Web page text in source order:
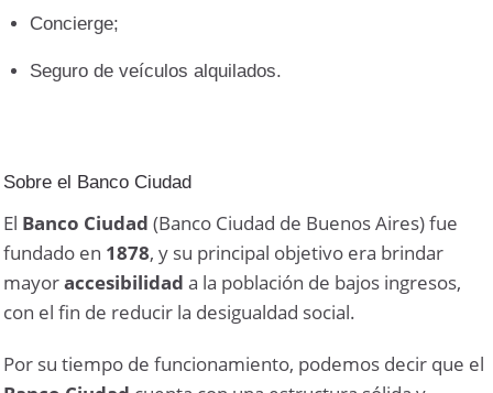
Concierge;
Seguro de veículos alquilados.
Sobre el Banco Ciudad
El Banco Ciudad (Banco Ciudad de Buenos Aires) fue
fundado en 1878, y su principal objetivo era brindar
mayoraccesibilidad a la población de bajos ingresos,
con el fin de reducir la desigualdad social.
Por su tiempo de funcionamiento, podemos decir que el